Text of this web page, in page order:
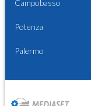
Campobasso
Potenza
Palermo